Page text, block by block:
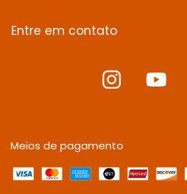
Entre em contato
Meios de pagamento